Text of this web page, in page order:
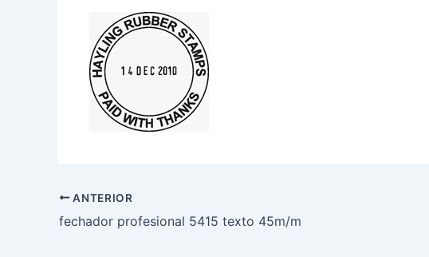
ANTERIOR
fechador profesional 5415 texto 45m/m